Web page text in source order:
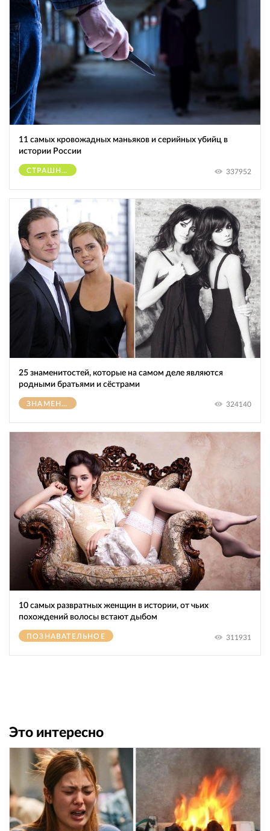
11 самых кровожадных маньяков и серийных убийц в
истории России
СТРАШНОЕ 337952
25 знаменитостей, которые на самом деле являются
родными братьями и сёстрами
ЗНАМЕНИТОСТИ 324140
10 самых развратных женщин в истории, от чьих
похождений волосы встают дыбом
ПОЗНАВАТЕЛЬНОЕ 311931
Это интересно